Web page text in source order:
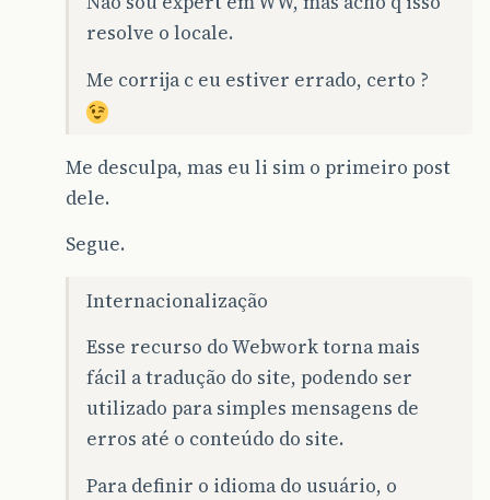
resolve o locale.
Me corrija c eu estiver errado, certo ?
Me desculpa, mas eu li sim o primeiro post
dele.
Segue.
Internacionalização
Esse recurso do Webwork torna mais
fácil a tradução do site, podendo ser
utilizado para simples mensagens de
erros até o conteúdo do site.
Para definir o idioma do usuário, o